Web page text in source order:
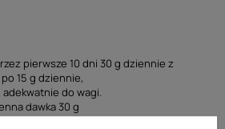
pierwsze 10 dni 30 g dziennie z
15 g dziennie,
adekwatnie do wagi.
dawka 30 g
jest miarka 15 g.